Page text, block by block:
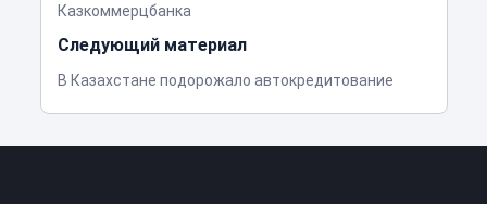
Казкоммерцбанка
Следующий материал
В Казахстане подорожало автокредитование